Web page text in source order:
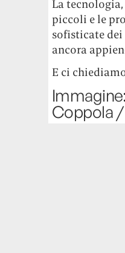
La
piccoli e le
sofisticate dei
ancora
E ci
Coppola